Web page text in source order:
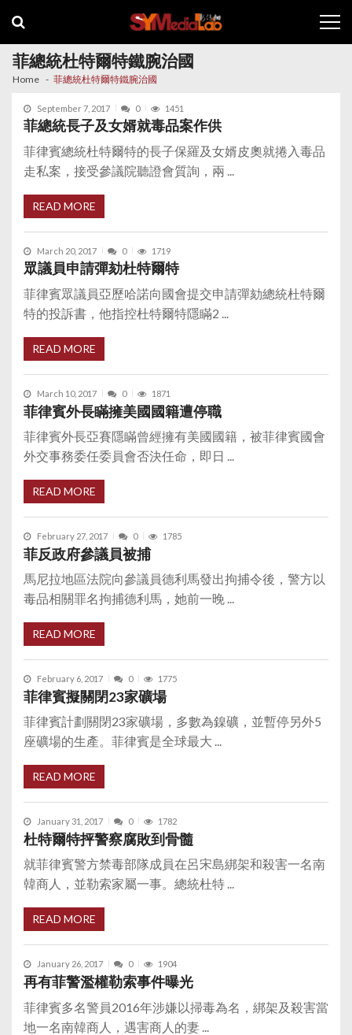
navigation
content
菲總統杜特爾特鐵腕治國
Home 菲總統杜特爾特鐵腕治國
September 7, 2017 0 1451
菲總統長子及女婿就毒品案作供
菲律賓總統杜特爾特的長子保羅及女婿皮奧就捲入毒品
走私案，接受參議院聽證會質詢，兩 ...
READ MORE
March 20, 2017 0 1719
眾議員申請彈劾杜特爾特
菲律賓眾議員亞歷哈諾向國會提交申請彈劾總統杜特爾
特的投訴書，他指控杜特爾特隱瞞2 ...
READ MORE
March 10, 2017 0 1871
菲律賓外長瞞擁美國國籍遭停職
菲律賓外長亞賽隱瞞曾經擁有美國國籍，被菲律賓國會
外交事務委任委員會否決任命，即日 ...
READ MORE
February 27, 2017 0 1785
菲反政府參議員被捕
馬尼拉地區法院向參議員德利馬發出拘捕令後，警方以
毒品相關罪名拘捕德利馬，她前一晚 ...
READ MORE
February 6, 2017 0 1775
菲律賓擬關閉23家礦場
菲律賓計劃關閉23家礦場，多數為鎳礦，並暫停另外5
座礦場的生產。菲律賓是全球最大 ...
READ MORE
January 31, 2017 0 1782
杜特爾特抨警察腐敗到骨髓
就菲律賓警方禁毒部隊成員在呂宋島綁架和殺害一名南
韓商人，並勒索家屬一事。總統杜特 ...
READ MORE
January 26, 2017 0 1904
再有菲警濫權勒索事件曝光
菲律賓多名警員2016年涉嫌以掃毒為名，綁架及殺害當
地一名南韓商人，遇害商人的妻 ...